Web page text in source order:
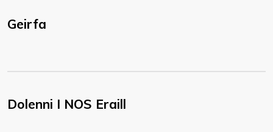
Geirfa
Dolenni I NOS Eraill